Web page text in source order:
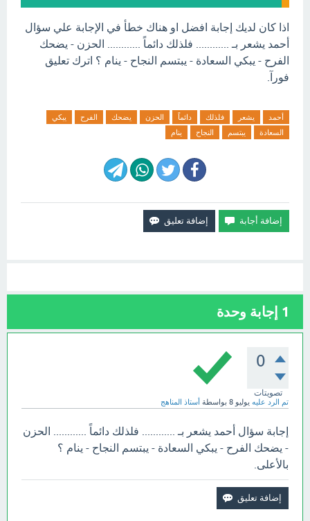
اذا كان لديك إجابة افضل او هناك خطأ في الإجابة علي سؤال
أحمد يشعر بـ ............ فلذلك دائماً ............ الحزن - يضحك
الفرح - يبكي السعادة - يبتسم النجاح - ينام ؟ اترك تعليق
فورآ.
أحمد يشعر فلذلك دائماً الحزن يضحك الفرح
يبكي
السعادة
يبتسم النجاح ينام
1 إجابة وحدة
0
تصويتات
تم الرد عليه يوليو 8 بواسطة أستاذ المناهج
إجابة سؤال أحمد يشعر بـ ............ فلذلك دائماً ............ الحزن
- يضحك الفرح - يبكي السعادة - يبتسم النجاح - ينام ؟
بالأعلى.